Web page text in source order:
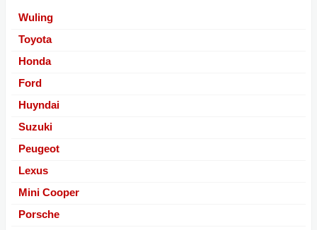
Wuling
Toyota
Honda
Ford
Huyndai
Suzuki
Peugeot
Lexus
Mini Cooper
Porsche